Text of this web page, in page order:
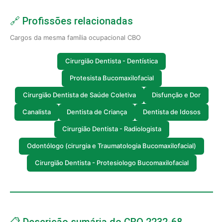
🔗 Profissões relacionadas
Cargos da mesma família ocupacional CBO
Cirurgião Dentista - Dentística
Protesista Bucomaxilofacial
Cirurgião Dentista de Saúde Coletiva Disfunção e Dor
Canalista Dentista de Criança Dentista de Idosos
Cirurgião Dentista - Radiologista
Odontólogo (cirurgia e Traumatologia Bucomaxilofacial)
Cirurgião Dentista - Protesiologo Bucomaxilofacial